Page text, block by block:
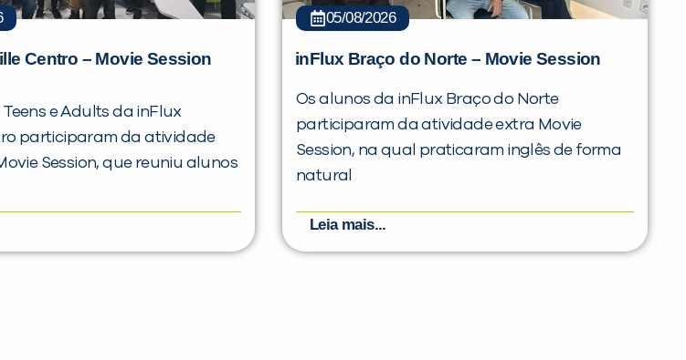
Centro – Movie Session
e Adults da inFlux
participaram da atividade
Session, que reuniu alunos
05/08/2026
inFlux Braço do Norte – Movie Session
Os alunos da inFlux Braço do Norte
participaram da atividade extra Movie
Session, na qual praticaram inglês de forma
natural
Leia mais...
PEÇA UMA DEMONSTRAÇÃO DE MÉTODO